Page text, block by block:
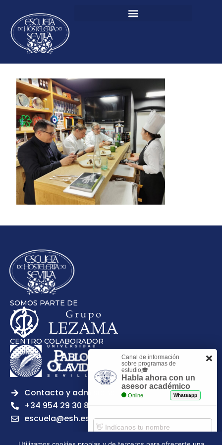
SOMOS PARTE DE
CENTRO COLABORADOR
Contacto y admisiones
+34 954 29 30 81
escuela@esh.es
Canal de información
sobre programas de
estudio🎓
Habla ahora con un
asesor académico
Online Whatsapp